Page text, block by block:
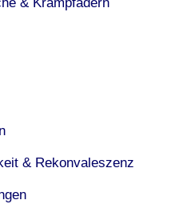
& Rekonvaleszenz